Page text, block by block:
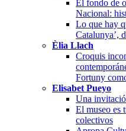
El fondo de
Nacional:
Lo que hay
Catalunya’,
Èlia Llach
Croquis
Fortuny
Elisabet Pueyo
Una
El museo es
colectivos